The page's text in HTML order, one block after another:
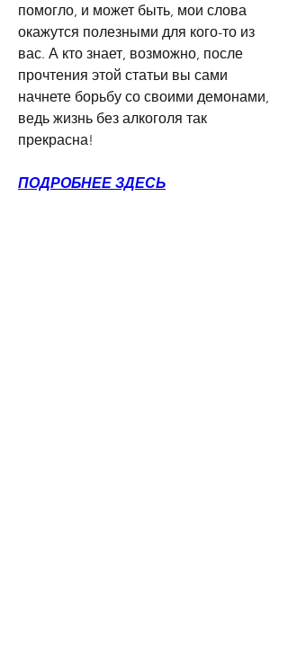
помогло, и может быть, мои слова
окажутся полезными для кого-то из
вас. А кто знает, возможно, после
прочтения этой статьи вы сами
начнете борьбу со своими демонами,
ведь жизнь без алкоголя так
прекрасна!
ПОДРОБНЕЕ ЗДЕСЬ